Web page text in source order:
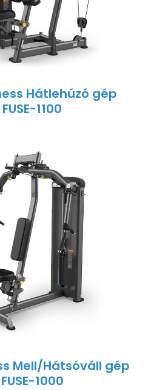
Hátlehúzó gép
FUSE-1100
Mell/Hátsóváll gép
FUSE-1000